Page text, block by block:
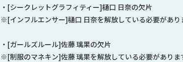
・[シークレットグラフィティー]樋口 日奈の欠片
※[インフルエンサー]樋口 日奈を解放している必要があり
・[ガールズルール]佐藤 璃果の欠片
※[制服のマネキン]佐藤 璃果を解放している必要がありま